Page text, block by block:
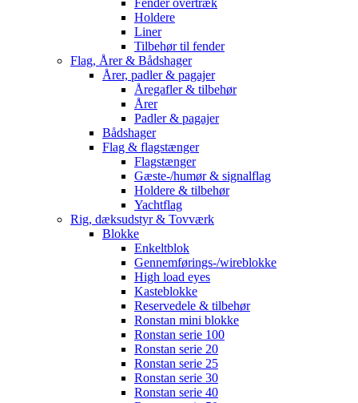
Fender overtræk
Holdere
Liner
Tilbehør til fender
Flag, Årer & Bådshager
Årer, padler & pagajer
Åregafler & tilbehør
Årer
Padler & pagajer
Bådshager
Flag & flagstænger
Flagstænger
Gæste-/humør & signalflag
Holdere & tilbehør
Yachtflag
Rig, dæksudstyr & Tovværk
Blokke
Enkeltblok
Gennemførings-/wireblokke
High load eyes
Kasteblokke
Reservedele & tilbehør
Ronstan mini blokke
Ronstan serie 100
Ronstan serie 20
Ronstan serie 25
Ronstan serie 30
Ronstan serie 40